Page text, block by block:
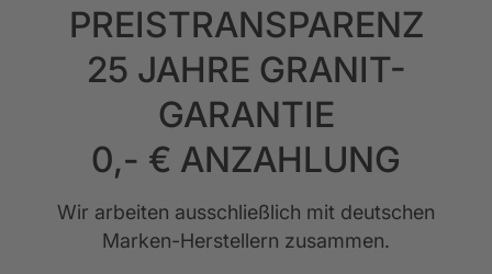
PREISTRANSPARENZ
25 JAHRE GRANIT-
GARANTIE
0,- € ANZAHLUNG
Wir arbeiten ausschließlich mit deutschen
Marken-Herstellern zusammen.